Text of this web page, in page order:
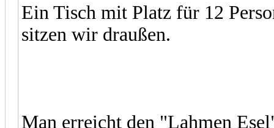
Ein Tisch mit Platz für 12
sitzen wir draußen.
Man erreicht den "Lahmen